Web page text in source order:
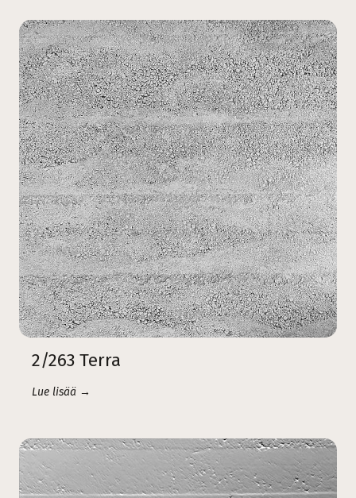
2/263 Terra
Lue lisää →